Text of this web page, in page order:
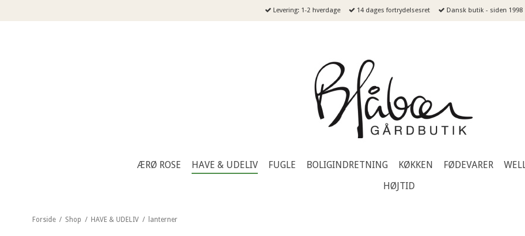
Levering: 1-2 hverdage 14 dages fortrydelsesret Dansk butik - siden 1998
ÆRØ ROSE HAVE & UDELIV FUGLE BOLIGINDRETNING KØKKEN FØDEVARER
HØJTID
Forside / Shop / HAVE & UDELIV / lanterner